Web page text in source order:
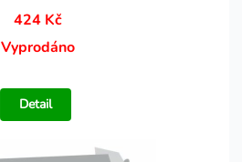
424 Kč
Vyprodáno
Detail